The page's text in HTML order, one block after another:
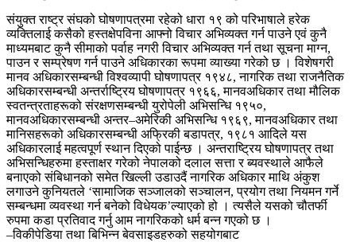
संयुक्त राष्ट्र संघको घोषणापत्रमा रहेको धारा १९ को परिभाषाले हरेक
व्यक्तिलाई कसैको हस्तक्षेपविना आफ्नो विचार अभिव्यक्त गर्न पाउने एवं कुनै
माध्यमबाट कुनै सीमाको पर्वाह नगरी विचार अभिव्यक्त गर्न तथा सूचना माग्न,
पाउन र सम्प्रेषण गर्न पाउने अधिकारका रूपमा व्याख्या गरेको छ । विशेषगरी
मानव अधिकारसम्बन्धी विश्वव्यापी घोषणापत्र १९४८, नागरिक तथा राजनैतिक
अधिकारसम्बन्धी अन्तर्राष्ट्रिय घोषणापत्र १९६६, मानवअधिकार तथा मौलिक
स्वतन्त्रताहरूको संरक्षणसम्बन्धी युरोपेली अभिसन्धि १९५०,
मानवअधिकारसम्बन्धी अन्तर–अमेरिकी अभिसन्धि १९६९, मानवअधिकार तथा
मानिसहरूको अधिकारसम्बन्धी अफ्रिकी बडापत्र, १९८१ आदिले यस
अधिकारलाई महत्वपूर्ण स्थान दिएको पाईन्छ । अन्तराष्ट्रिय घोषणापत्र तथा
अभिसन्धिहरुमा हस्ताक्षर गरेको नेपालको दलाल सत्ता र ब्यवस्थाले आफैले
बनाएको संबिधानको समेत खिल्ली उडाउदैं नागरिक अधिकार माथि अंकुश
लगाउने कुनियतले ‘सामाजिक सञ्जालको सञ्चालन, प्रयोग तथा नियमन गर्ने
सम्बन्धमा व्यवस्था गर्न बनेको विधेयक’ल्याएको हो । त्यसैले यसको चौतर्फी
रुपमा कडा प्रतिवाद गर्नु आम नागरिकको धर्म बन्न गएको छ ।
–विकीपेडिया तथा बिभिन्न बेवसाइडहरुको सहयोगबाट